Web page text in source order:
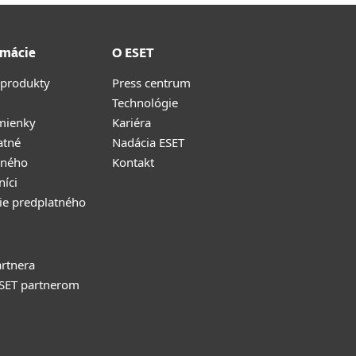
predplatného
partnerom
O ESET
Press centrum
Technológie
Kariéra
Nadácia ESET
Kontakt